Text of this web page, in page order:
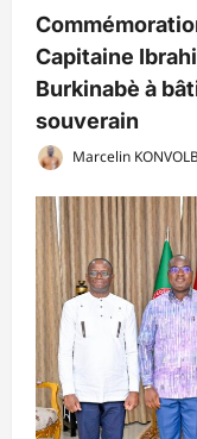
Capitaine
Burkinabè à
souverain
Marcelin